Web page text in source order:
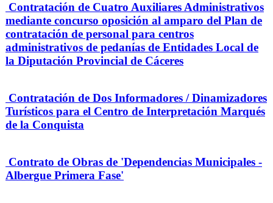
Contratación de Cuatro Auxiliares Administrativos
mediante concurso oposición al amparo del Plan de
contratación de personal para centros
administrativos de pedanías de Entidades Local de
la Diputación Provincial de Cáceres
Contratación de Dos Informadores / Dinamizadores
Turísticos para el Centro de Interpretación Marqués
de la Conquista
Contrato de Obras de 'Dependencias Municipales -
Albergue Primera Fase'